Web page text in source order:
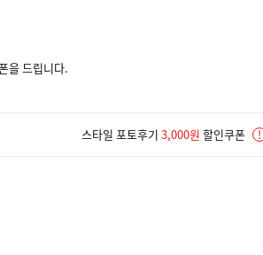
을 드립니다.
스타일 포토후기 3,000원 할인쿠폰 !